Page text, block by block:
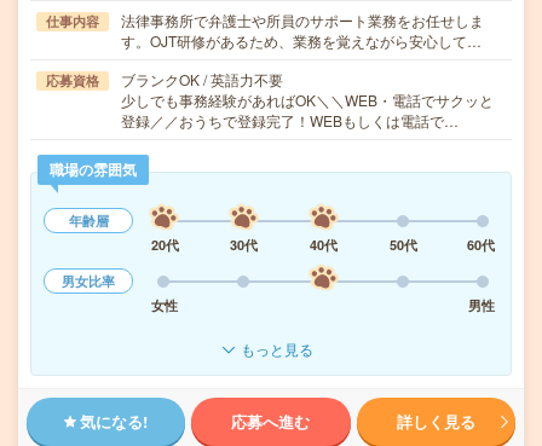
仕事内容
法律事務所で弁護士や所員のサポート業務をお任せしま
す。OJT研修があるため、業務を覚えながら安心して…
応募資格
ブランクOK / 英語力不要
少しでも事務経験があればOK＼＼WEB・電話でサクッと
登録／／おうちで登録完了！WEBもしくは電話で…
職場の雰囲気
年齢層
20代
30代 40代 50代
60代
男女比率
女性
男性
もっと見る
気になる! 応募へ進む 詳しく見る